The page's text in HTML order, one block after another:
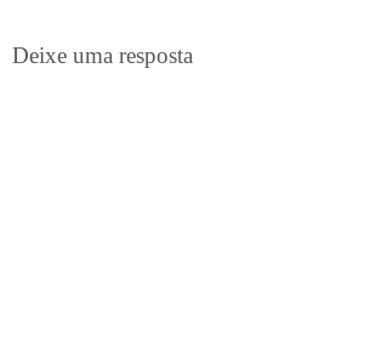
Deixe uma resposta